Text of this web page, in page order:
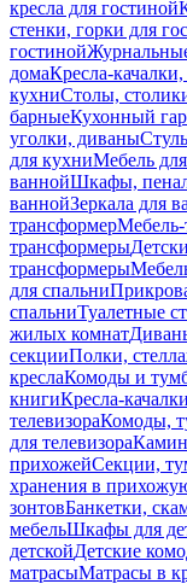
кресла для гостиной
стенки, горки для
гостиной
домаКресла-
кухниСтолы,
барныеКухонный
уголки, диваны
для кухниМебель
ваннойШкафы,
ваннойЗеркала для
трансформер
трансформеры
трансформеры
для спальни
спальниТуалетные
жилых комнат
секцииПолки,
креслаКомоды и
книгиКресла-
телевизораКомоды,
для телевизора
прихожейСекции,
хранения в
зонтовБанкетки,
мебельШкафы для
детскойДетские
матрасыМатрасы в